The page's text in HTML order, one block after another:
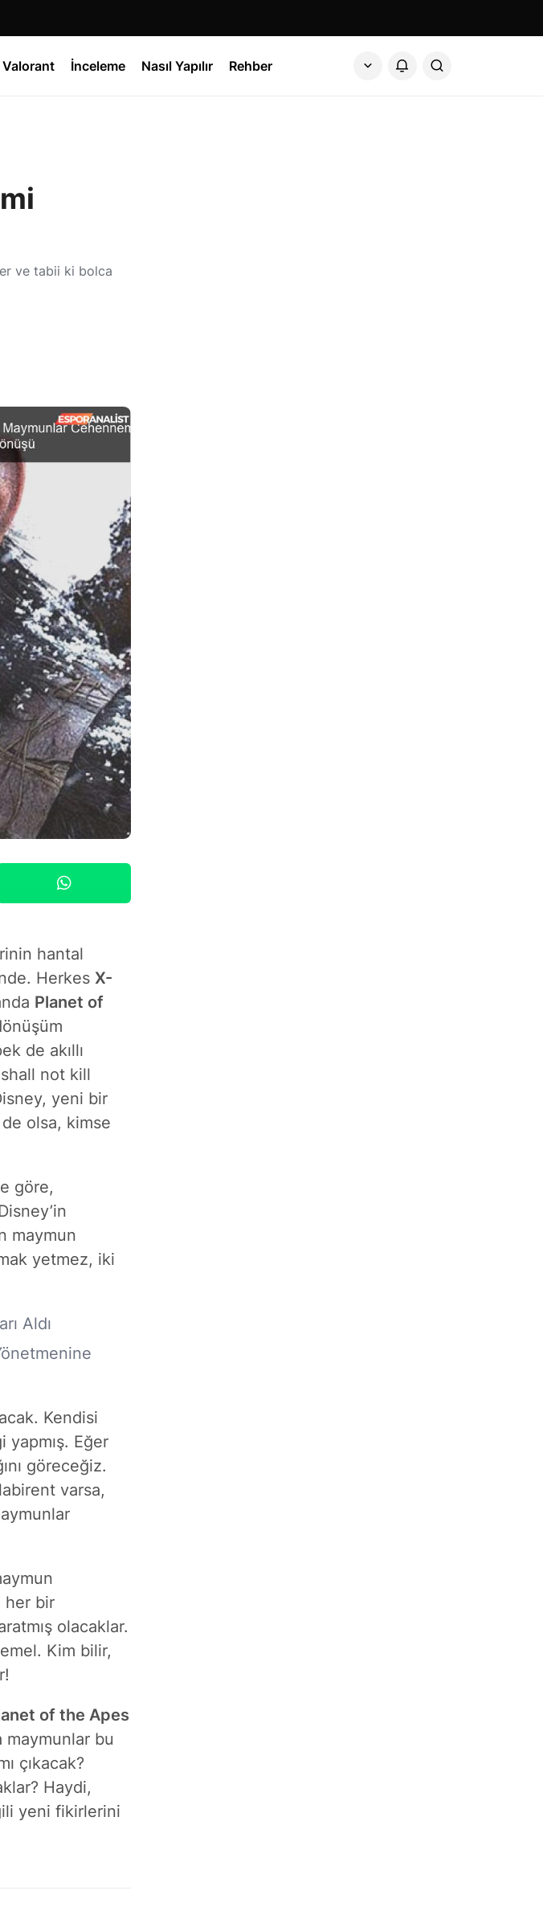
Valorant İnceleme Nasıl Yapılır Rehber
ve tabii ki bolca
hantal
Herkes X-
Planet of
de akıllı
shall not kill
yeni bir
olsa, kimse
göre,
maymun
yetmez, iki
Aldı
Kendisi
yapmış. Eğer
göreceğiz.
varsa,
her bir
olacaklar.
Kim bilir,
of the Apes
maymunlar bu
çıkacak?
Haydi,
yeni fikirlerini